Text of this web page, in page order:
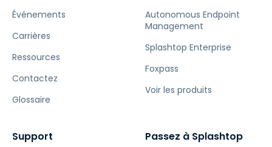
Événements
Carrières
Ressources
Contactez
Glossaire
Autonomous Endpoint
Management
Splashtop Enterprise
Foxpass
Voir les produits
Support Passez à Splashtop